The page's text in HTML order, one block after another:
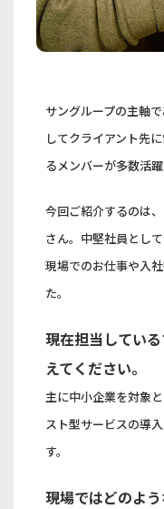
サングループの主軸
してクライアント先
るメンバーが多数活躍
今回ご紹介するのは
さん。中堅社員とし
現場でのお仕事や入
た。
現在担当してい
えてください。
主に中小企業を対象
スト型サービスの導
す。
現場ではどのよ